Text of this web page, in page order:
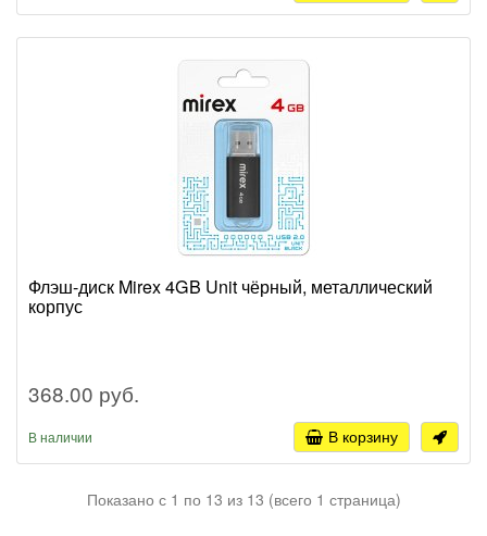
Флэш-диск Mirex 4GB Unit чёрный, металлический
корпус
368.00 руб.
В наличии В корзину
Показано с 1 по 13 из 13 (всего 1 страница)